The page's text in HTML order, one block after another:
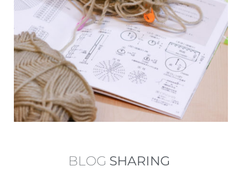
中長針的加針及減針 increase and decrease of half double crochet
內鉤短針及外鉤短針的鉤織做法教學 How to make fbsc and bpsc for crochet
內鉤長針及外鉤長針的鉤織做法教學 How to make fbdc and bpdc for crochet
短針及長針的延長針法鉤織做法教學 How to make extended single crochet and extended double crochet
繞線後到底要拉多高？
BLOG SHARING